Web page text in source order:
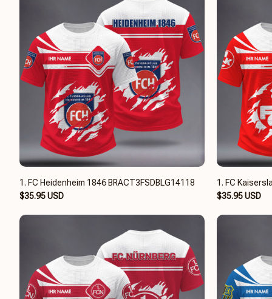
1. FC Heidenheim 1846 BRACT3FSDBLG14118
$35.95 USD
1. FC
$35.95 USD